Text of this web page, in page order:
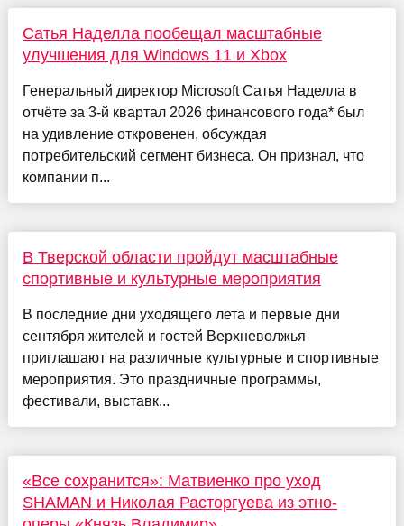
Сатья Наделла пообещал масштабные
улучшения для Windows 11 и Xbox
Генеральный директор Microsoft Сатья Наделла в
отчёте за 3-й квартал 2026 финансового года* был
на удивление откровенен, обсуждая
потребительский сегмент бизнеса. Он признал, что
компании п...
В Тверской области пройдут масштабные
спортивные и культурные мероприятия
В последние дни уходящего лета и первые дни
сентября жителей и гостей Верхневолжья
приглашают на различные культурные и спортивные
мероприятия. Это праздничные программы,
фестивали, выставк...
«Все сохранится»: Матвиенко про уход
SHAMAN и Николая Расторгуева из этно-